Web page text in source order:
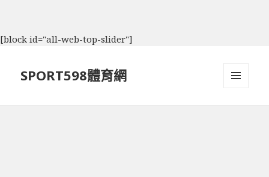
[block id="all-web-top-slider"]
SPORT598體育網